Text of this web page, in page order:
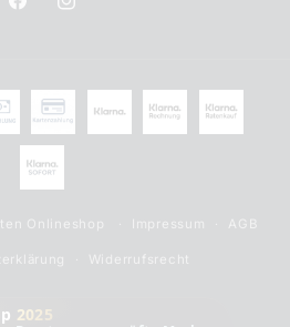
FacebookInstagram
Onlineshop Impressum AGB
Widerrufsrecht
2025